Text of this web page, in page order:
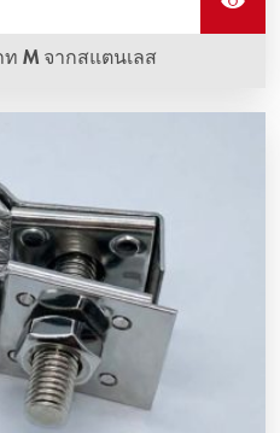
ท M จากสแตนเลส
นเลสเป็นอุปกรณ์ที่ใช้ครอบองค์
าร์บิดและทำจากสแตนเลส
าพดี